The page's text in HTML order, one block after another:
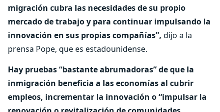
migración cubra las necesidades de su propio
mercado de trabajo y para continuar impulsando la
innovación en sus propias compañías”, dijo a la
prensa Pope, que es estadounidense.
Hay pruebas “bastante abrumadoras” de que la
inmigración beneficia a las economías al cubrir
empleos, incrementar la innovación o “impulsar la